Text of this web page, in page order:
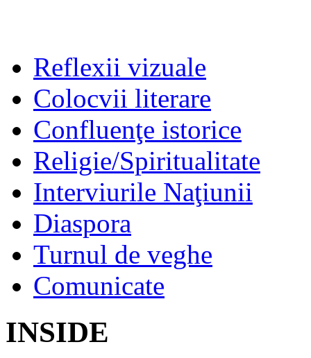
Reflexii vizuale
Colocvii literare
Confluenţe istorice
Religie/Spiritualitate
Interviurile Naţiunii
Diaspora
Turnul de veghe
Comunicate
INSIDE